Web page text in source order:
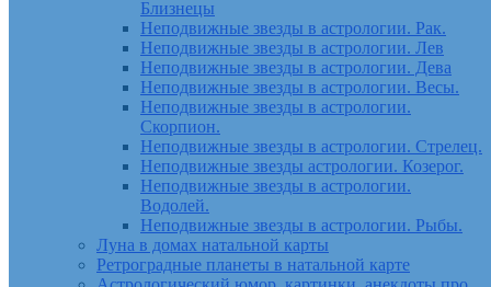
Близнецы
Неподвижные звезды в астрологии. Рак.
Неподвижные звезды в астрологии. Лев
Неподвижные звезды в астрологии. Дева
Неподвижные звезды в астрологии. Весы.
Неподвижные звезды в астрологии.
Скорпион.
Неподвижные звезды в астрологии. Стрелец.
Неподвижные звезды астрологии. Козерог.
Неподвижные звезды в астрологии.
Водолей.
Неподвижные звезды в астрологии. Рыбы.
Луна в домах натальной карты
Ретроградные планеты в натальной карте